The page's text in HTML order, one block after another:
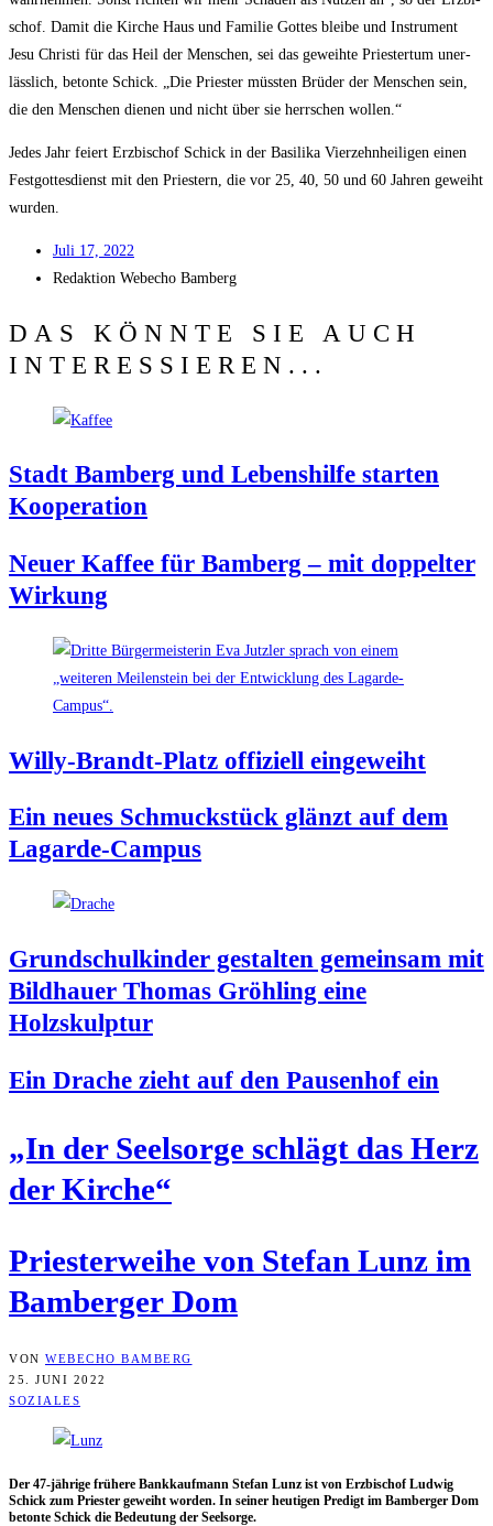
schof. Damit die Kir­che Haus und Fami­lie Got­tes blei­be und Instru­ment
Jesu Chris­ti für das Heil der Men­schen, sei das geweih­te Pries­ter­tum uner­
läss­lich, beton­te Schick. „Die Pries­ter müss­ten Brü­der der Men­schen sein,
die den Men­schen die­nen und nicht über sie herr­schen wollen.“
Jedes Jahr fei­ert Erz­bi­schof Schick in der Basi­li­ka Vier­zehn­hei­li­gen einen
Fest­got­tes­dienst mit den Pries­tern, die vor 25, 40, 50 und 60 Jah­ren geweiht
wurden.
Juli 17, 2022
Redak­ti­on Web­echo Bamberg
DAS KÖNNTE SIE AUCH
INTERESSIEREN...
Stadt Bam­berg und Lebens­hil­fe star­ten
Kooperation
Neu­er Kaf­fee für Bam­berg – mit dop­pel­ter
Wirkung
Wil­ly-Brandt-Platz offi­zi­ell eingeweiht
Ein neu­es Schmuck­stück glänzt auf dem
Lagarde-Campus
Grund­schul­kin­der gestal­ten gemein­sam mit
Bild­hau­er Tho­mas Gröh­ling eine
Holzskulptur
Ein Dra­che zieht auf den Pau­sen­hof ein
„In der Seel­sor­ge schlägt das Herz
der Kirche“
Pries­ter­wei­he von Ste­fan Lunz im
Bam­ber­ger Dom
VON WEBECHO BAMBERG
25. JUNI 2022
SOZIALES
Der 47-jäh­ri­ge frü­he­re Bank­kauf­mann Ste­fan Lunz ist von Erz­bi­schof Lud­wig
Schick zum Pries­ter geweiht wor­den. In sei­ner heu­ti­gen Pre­digt im Bam­ber­ger Dom
beton­te Schick die Bedeu­tung der Seelsorge.